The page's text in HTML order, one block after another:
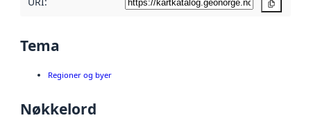
Tema
Regioner og byer
Nøkkelord